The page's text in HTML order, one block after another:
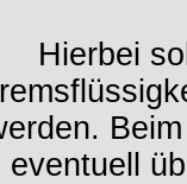
Hierbei
eventuell